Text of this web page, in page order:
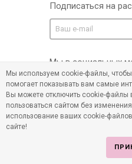
Подписаться на
Мы в социальных
©2011-2026 Все права
Мы используем cookie-файлы, чтобы
помогает показывать вам самые
Вы можете отключить cookie-файлы
пользоваться сайтом без
использование ваших cookie-
сайте!